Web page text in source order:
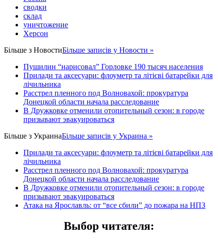
сводки
склад
уничтожение
Херсон
Більше з НовостиБільше записів у Новости »
Пушилин “нарисовал” Горловке 190 тысяч населения
Прилади та аксесуари: флоуметр та літієві батарейки для
лічильника
Расстрел пленного под Волновахой: прокуратура
Донецкой области начала расследование
В Дружковке отменили отопительный сезон: в городе
призывают эвакуироваться
Більше з УкраинаБільше записів у Украина »
Прилади та аксесуари: флоуметр та літієві батарейки для
лічильника
Расстрел пленного под Волновахой: прокуратура
Донецкой области начала расследование
В Дружковке отменили отопительный сезон: в городе
призывают эвакуироваться
Атака на Ярославль: от “все сбили” до пожара на НПЗ
Выбор читателя: